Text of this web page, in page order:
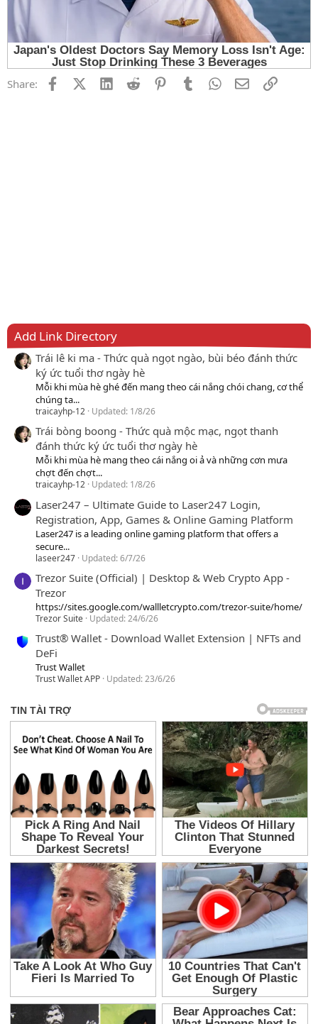
Share: FacebookX (Twitter)
LinkedInReddit PinterestTumblrWhatsApp
EmailLink
Add Link Directory
Trái lê ki ma - Thức quà ngọt ngào, bùi béo đánh thức
ký ức tuổi thơ ngày hè
Mỗi khi mùa hè ghé đến mang theo cái nắng chói chang, cơ thể
chúng ta...
traicayhp-12 Updated: 1/8/26
Trái bòng boong - Thức quà mộc mạc, ngọt thanh
đánh thức ký ức tuổi thơ ngày hè
Mỗi khi mùa hè mang theo cái nắng oi ả và những cơn mưa
chợt đến chợt...
traicayhp-12 Updated: 1/8/26
Laser247 – Ultimate Guide to Laser247 Login,
Registration, App, Games & Online Gaming Platform
Laser247 is a leading online gaming platform that offers a
secure...
laseer247 Updated:6/7/26
Trezor Suite (Official) | Desktop & Web Crypto App -
Trezor
https://sites.google.com/wallletcrypto.com/trezor-suite/home/
Trezor Suite Updated:24/6/26
Trust® Wallet - Download Wallet Extension | NFTs and
DeFi
Trust Wallet
Trust Wallet APP Updated:23/6/26